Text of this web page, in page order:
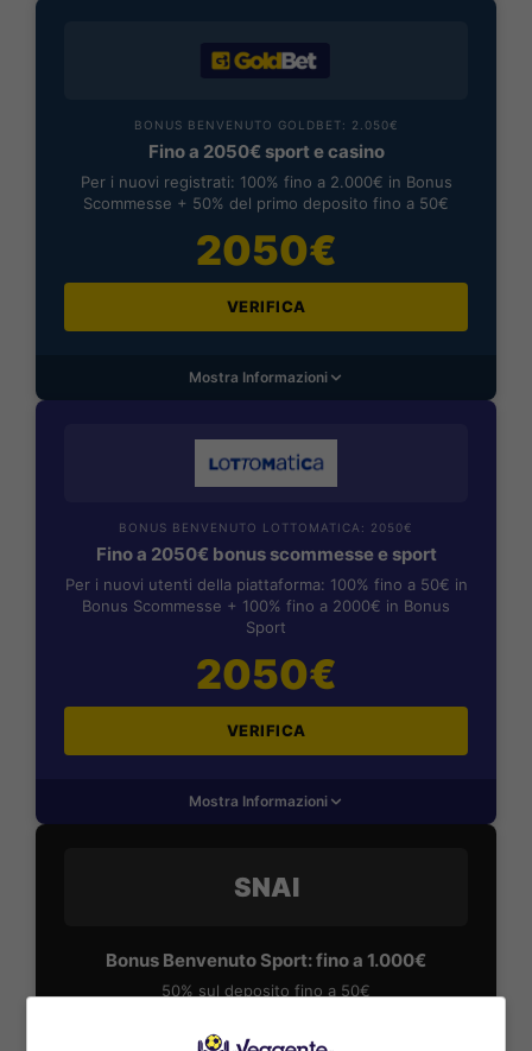
BONUS BENVENUTO GOLDBET: 2.050€
Fino a 2050€ sport e casino
Per i nuovi registrati: 100% fino a 2.000€ in Bonus
Scommesse + 50% del primo deposito fino a 50€
2050€
VERIFICA
Mostra Informazioni
BONUS BENVENUTO LOTTOMATICA: 2050€
Fino a 2050€ bonus scommesse e sport
Per i nuovi utenti della piattaforma: 100% fino a 50€ in
Bonus Scommesse + 100% fino a 2000€ in Bonus
Sport
2050€
VERIFICA
Mostra Informazioni
SNAI
Bonus Benvenuto Sport: fino a 1.000€
50% sul deposito fino a 50€
1000€